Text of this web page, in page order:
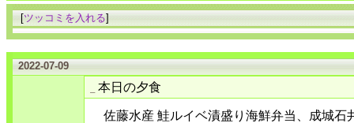
[ツッコミを入れる]
2022-07-09
本日の夕食
佐藤水産 鮭ルイベ漬盛り海鮮弁当、成城石